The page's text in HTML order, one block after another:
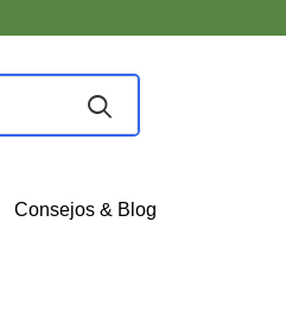
Consejos & Blog